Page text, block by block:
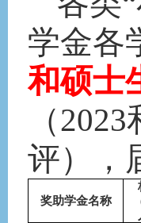
学金各
和硕士
（2023
评），
奖助学金名称